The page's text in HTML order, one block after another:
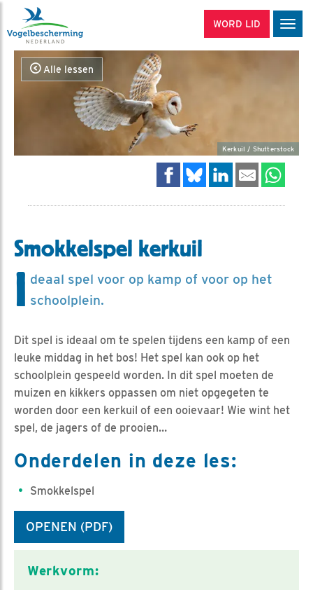
WORD LID
Alle lessen
Kerkuil / Shutterstock
Smokkelspel kerkuil
I deaal spel voor op kamp of voor op het
schoolplein.
Dit spel is ideaal om te spelen tijdens een kamp of een
leuke middag in het bos! Het spel kan ook op het
schoolplein gespeeld worden. In dit spel moeten de
muizen en kikkers oppassen om niet opgegeten te
worden door een kerkuil of een ooievaar! Wie wint het
spel, de jagers of de prooien…
Onderdelen in deze les:
Smokkelspel
OPENEN (PDF)
Classificatie
Werkvorm: